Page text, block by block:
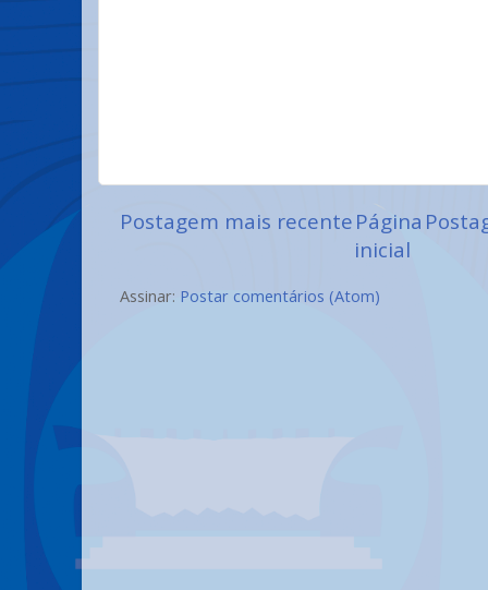
Postagem mais recentePágina
inicial
Assinar: Postar comentários (Atom)